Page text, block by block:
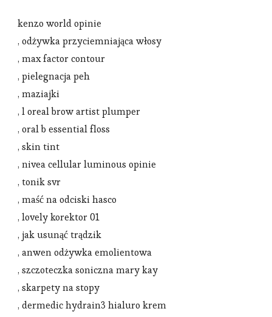
kenzo world opinie
, odżywka przyciemniająca włosy
, max factor contour
, pielegnacja peh
, maziajki
, l oreal brow artist plumper
, oral b essential floss
, skin tint
, nivea cellular luminous opinie
, tonik svr
, maść na odciski hasco
, lovely korektor 01
, jak usunąć trądzik
, anwen odżywka emolientowa
, szczoteczka soniczna mary kay
, skarpety na stopy
, dermedic hydrain3 hialuro krem